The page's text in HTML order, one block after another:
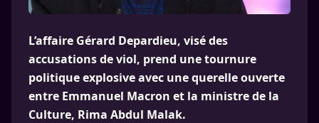
L’affaire Gérard Depardieu, visé des
accusations de viol, prend une tournure
politique explosive avec une querelle ouverte
entre Emmanuel Macron et la ministre de la
Culture, Rima Abdul Malak.